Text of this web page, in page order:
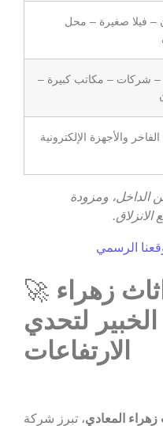
– فيلا صغيرة – محل
– شركات – مكاتب كبيرة –
الفاخر والأجهزة الإلكترونية
الداخل، ومزودة
الرسمي
🚀 زهراء
لتحدي
الارتفاعات
المعادي، تبرز شركة